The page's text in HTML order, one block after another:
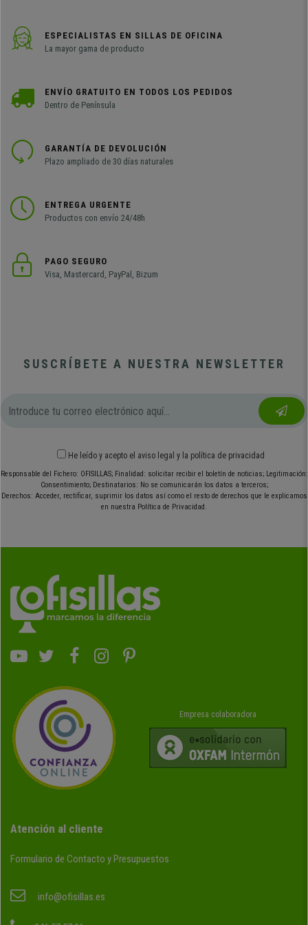
ESPECIALISTAS EN SILLAS DE OFICINA
La mayor gama de producto
ENVÍO GRATUITO EN TODOS LOS PEDIDOS
Dentro de Península
GARANTÍA DE DEVOLUCIÓN
Plazo ampliado de 30 días naturales
ENTREGA URGENTE
Productos con envío 24/48h
PAGO SEGURO
Visa, Mastercard, PayPal, Bizum
SUSCRÍBETE A NUESTRA NEWSLETTER
He leído y acepto el aviso legal y la política de privacidad
Responsable del Fichero: OFISILLAS; Finalidad: solicitar recibir el boletín de noticias; Legitimación:
Consentimiento; Destinatarios: No se comunicarán los datos a terceros;
Derechos: Acceder, rectificar, suprimir los datos así como el resto de derechos que le explicamos
en nuestra Política de Privacidad.
Empresa colaboradora
Atención al cliente
Formulario de Contacto y Presupuestos
info@ofisillas.es